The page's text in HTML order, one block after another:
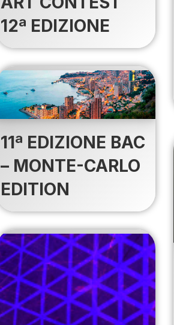
12ª EDIZIONE
11ª EDIZIONE BAC
– MONTE-CARLO
EDITION